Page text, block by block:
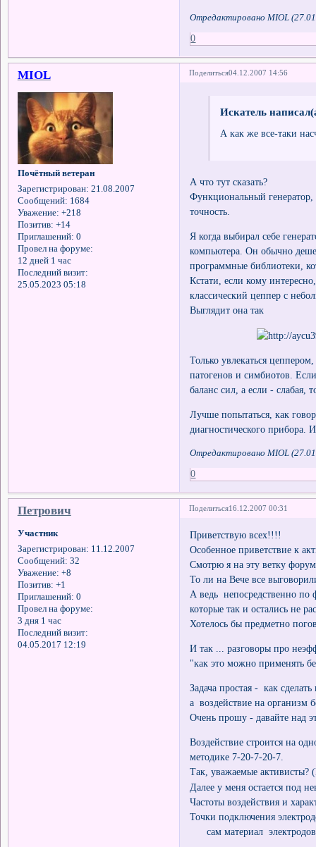
Отредактировано MIOL
0
Поделиться04.12.2007 14:56
MIOL
Почётный ветеран
Зарегистрирован: 21.08.2007
Сообщений: 1684
Уважение: +218
Позитив: +14
Приглашений: 0
Провел на форуме:
12 дней 1 час
Последний визит:
25.05.2023 05:18
Искатель
А как же все-таки
А что тут сказать?
Функциональный генератор,
точность.
Я когда выбирал себе
компьютера. Он обычно
программные библиотеки,
Кстати, если кому
классический цеппер с
Выглядит она так
Только увлекаться
патогенов и симбиотов.
баланс сил, а если - слабая,
Лучше попытаться, как
диагностического прибора.
Отредактировано MIOL
0
Поделиться16.12.2007 00:31
Петрович
Участник
Зарегистрирован: 11.12.2007
Сообщений: 32
Уважение: +8
Позитив: +1
Приглашений: 0
Провел на форуме:
3 дня 1 час
Последний визит:
04.05.2017 12:19
Приветствую всех!!!!
Особенное приветствие к
Смотрю я на эту ветку
То ли на Вече все
А ведь непосредственно по
которые так и остались не
Хотелось бы предметно
И так ... разговоры про
"как это можно применять
Задача простая - как
а воздействие на организм
Очень прошу - давайте над
Воздействие строится на
методике 7-20-7-20-7.
Так, уважаемые активисты?
Далее у меня остается под
Частоты воздействия и
Точки подключения
сам материал